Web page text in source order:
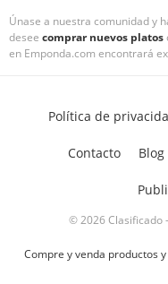
Únase a nuestra comunidad y
desee comprar nuevos platos
en Emponda.com encontrará
© 2026 Clasificado
Política de
Contacto Blog
Compre y venda productos